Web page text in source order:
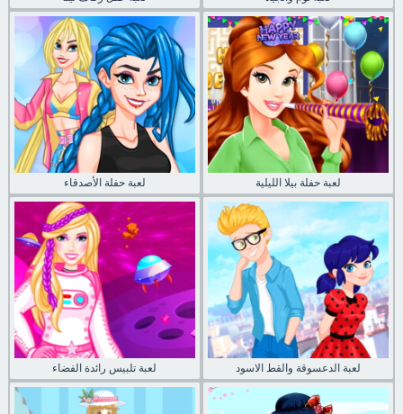
لعبة حفلة الأصدقاء لعبة حفلة بيلا الليلية
لعبة تلبيس رائدة الفضاء لعبة الدعسوقة والقط الاسود